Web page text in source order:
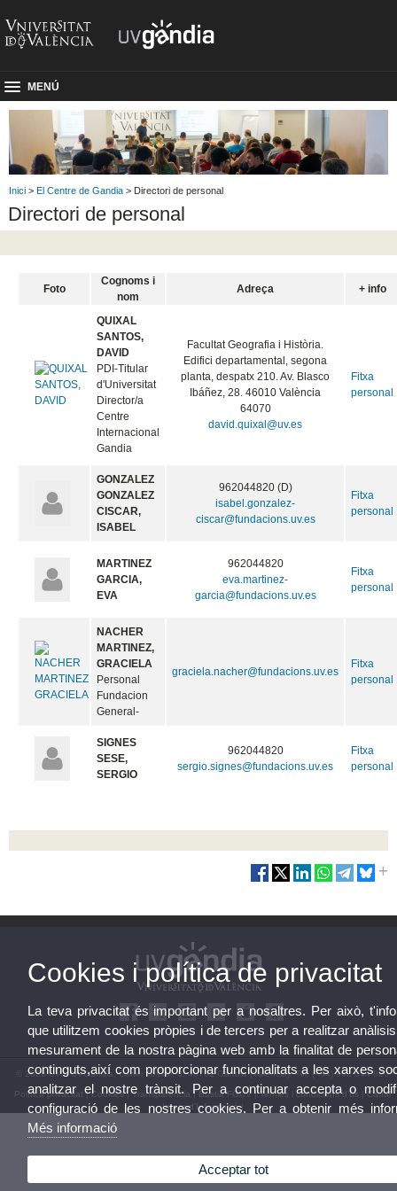
MENÚ
Inici > El Centre de Gandia > Directori de personal
Directori de personal
Foto
Cognoms i
nom
Adreça + info
QUIXAL
SANTOS,
DAVID
PDI-Titular
d'Universitat
Director/a
Centre
Internacional
Gandia
Facultat Geografia i Història.
Edifici departamental, segona
planta, despatx 210. Av. Blasco
Ibáñez, 28. 46010 València
64070
david.quixal@uv.es
Fitxa
personal
GONZALEZ
GONZALEZ
CISCAR,
ISABEL
962044820 (D)
isabel.gonzalez-
ciscar@fundacions.uv.es
Fitxa
personal
MARTINEZ
GARCIA,
EVA
962044820
eva.martinez-
garcia@fundacions.uv.es
Fitxa
personal
NACHER
MARTINEZ,
GRACIELA
Personal
Fundacion
General-
graciela.nacher@fundacions.uv.es
Fitxa
personal
SIGNES
SESE,
SERGIO
962044820
sergio.signes@fundacions.uv.es
Fitxa
personal
© 2026 UV. - UVGandia, Carrer Tossal, 8, 46701 Gandia (València). Tel: (+34) 962 044 820
Política privacitat|Cookies|Transparència | Bústia FGUV |Termes i condicions d’ús |Canal
Intern d'Informació|
Cookies i política de privacitat
La teva privacitat és important per a nosaltres. Per això,
que utilitzem cookies pròpies i de tercers per a realitzar
mesurament de la nostra pàgina web amb la finalitat de
continguts,així com proporcionar funcionalitats a les xarxes
analitzar el nostre trànsit. Per a continuar accepta o
configuració de les nostres cookies. Per a obtenir més
Més informació
Acceptar tot